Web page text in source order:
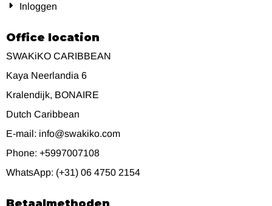
Inloggen
Office location
SWAKiKO CARIBBEAN
Kaya Neerlandia 6
Kralendijk, BONAIRE
Dutch Caribbean
E-mail: info@swakiko.com
Phone: +5997007108
WhatsApp: (+31) 06 4750 2154